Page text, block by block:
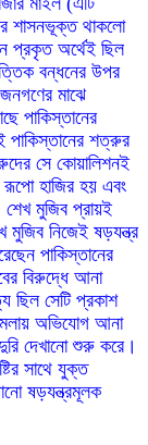
শাসনভূক্ত থাকলো
প্রকৃত অর্থেই ছিল
বন্ধনের উপর
জনগণের মাঝে
পাকিস্তানের
পাকিস্তানের শত্রুর
সে কোয়ালিশনই
রূপো হাজির হয় এবং
শেখ মুজিব প্রায়ই
মুজিব নিজেই ষড়যন্ত্র
পাকিস্তানের
বিরুদ্ধে আনা
ছিল সেটি প্রকাশ
অভিযোগ আনা
দেখানো শুরু করে।
সাথে যুক্ত
ষড়যন্ত্রমূলক